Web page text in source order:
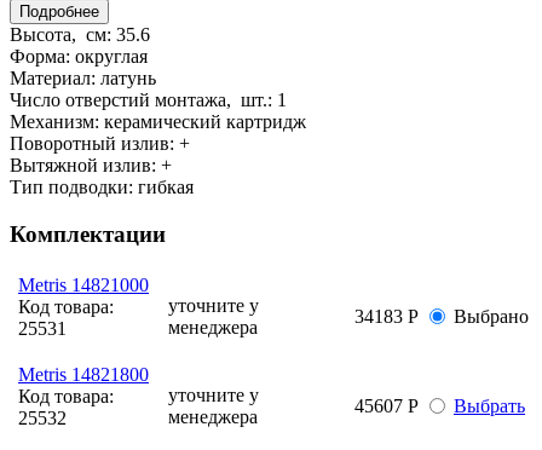
Подробнее
Высота, см: 35.6
Форма: округлая
Материал: латунь
Число отверстий монтажа, шт.: 1
Механизм: керамический картридж
Поворотный излив: +
Вытяжной излив: +
Тип подводки: гибкая
Комплектации
Metris 14821000
Код товара:
25531
уточните у
менеджера
34183 Р Выбрано
Metris 14821800
Код товара:
25532
уточните у
менеджера
45607 Р Выбрать